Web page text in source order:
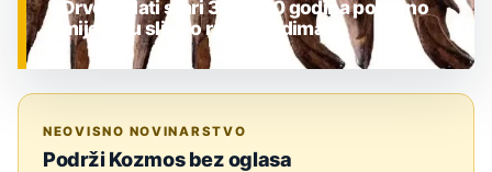
Drveni alati stari 300.000 godina potpuno
mijenjaju sliku o ranim ljudima
NEOVISNO NOVINARSTVO
Podrži Kozmos bez oglasa